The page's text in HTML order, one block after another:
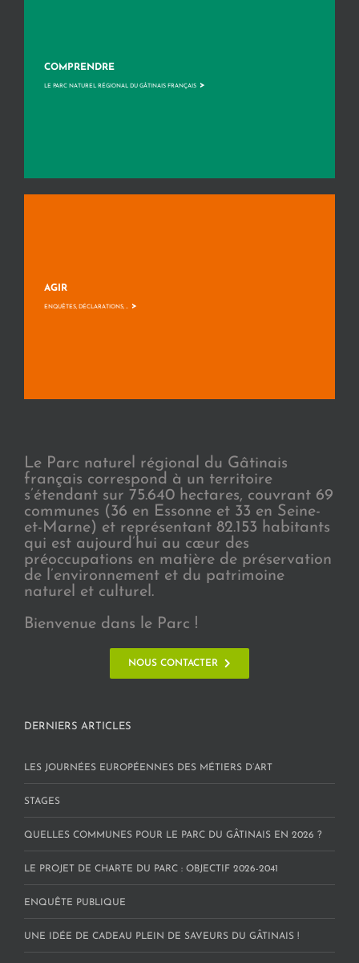
COMPRENDRE
LE PARC NATUREL RÉGIONAL DU GÂTINAIS FRANÇAIS >
AGIR
ENQUÊTES, DÉCLARATIONS, ... >
Le Parc naturel régional du Gâtinais
français correspond à un territoire
s’étendant sur 75.640 hectares, couvrant 69
communes (36 en Essonne et 33 en Seine-
et-Marne) et représentant 82.153 habitants
qui est aujourd’hui au cœur des
préoccupations en matière de préservation
de l’environnement et du patrimoine
naturel et culturel.
Bienvenue dans le Parc !
NOUS CONTACTER
DERNIERS ARTICLES
LES JOURNÉES EUROPÉENNES DES MÉTIERS D’ART
STAGES
QUELLES COMMUNES POUR LE PARC DU GÂTINAIS EN 2026 ?
LE PROJET DE CHARTE DU PARC : OBJECTIF 2026-2041
ENQUÊTE PUBLIQUE
UNE IDÉE DE CADEAU PLEIN DE SAVEURS DU GÂTINAIS !